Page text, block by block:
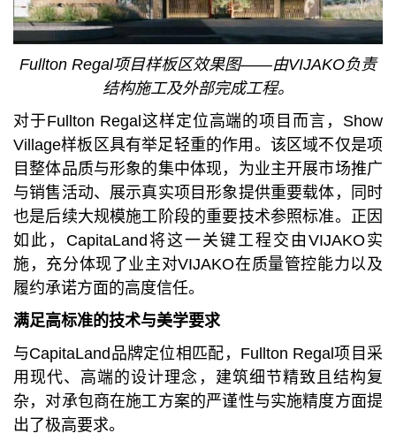
Fullton Regal项目样板区效果图——由VIJAKO负责
结构施工及外部完成工程。
对于Fullton Regal这样定位高端的项目而言，Show
Village样板区具有举足轻重的作用。该区域不仅是项
目整体品质与形象的集中体现，为业主开展市场推广
与销售活动、展示真实项目形象提供重要载体，同时
也是后续大规模施工阶段的重要技术参照标准。正因
如此，CapitaLand将这一关键工程交由VIJAKO实
施，充分体现了业主对VIJAKO在质量管控能力以及
履约承诺方面的高度信任。
满足高标准的技术与美学要求
与CapitaLand品牌定位相匹配，Fullton Regal项目采
用现代、高端的设计理念，建筑细节精致且结构复
杂，对承包商在施工方案的严谨性与实施精度方面提
出了极高要求。